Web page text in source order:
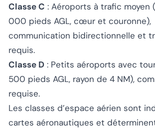
Classe C : Aéroports à trafic moyen
000 pieds AGL, cœur et couronne),
communication bidirectionnelle et
requis.
Classe D : Petits aéroports avec
500 pieds AGL, rayon de 4 NM),
requise.
Les classes d’espace aérien sont
cartes aéronautiques et